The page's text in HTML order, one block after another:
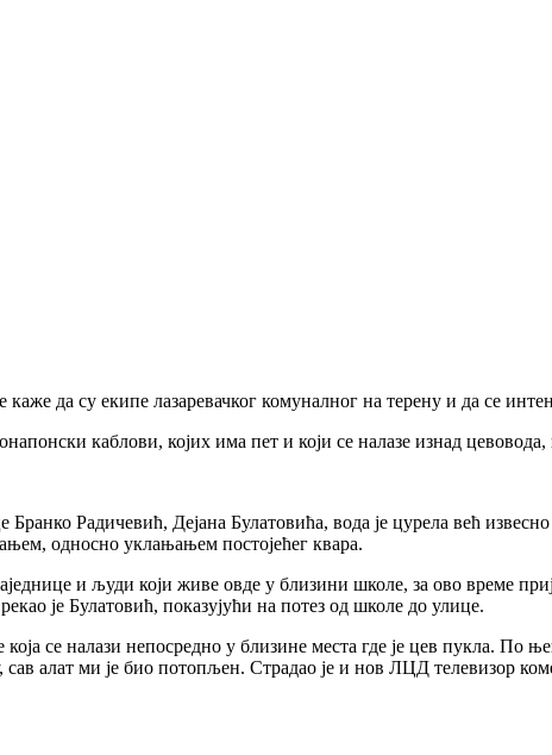
да су екипе лазаревачког комуналног на терену и да се
каблови, којих има пет и који се налазе изнад
Радичевић, Дејана Булатовића, вода је цурела већ
односно уклањањем постојећег квара.
и људи који живе овде у близини школе, за ово време
је Булатовић, показујући на потез од школе до улице.
се налази непосредно у близине места где је цев пукла. По
алат ми је био потопљен. Страдао је и нов ЛЦД телевизор